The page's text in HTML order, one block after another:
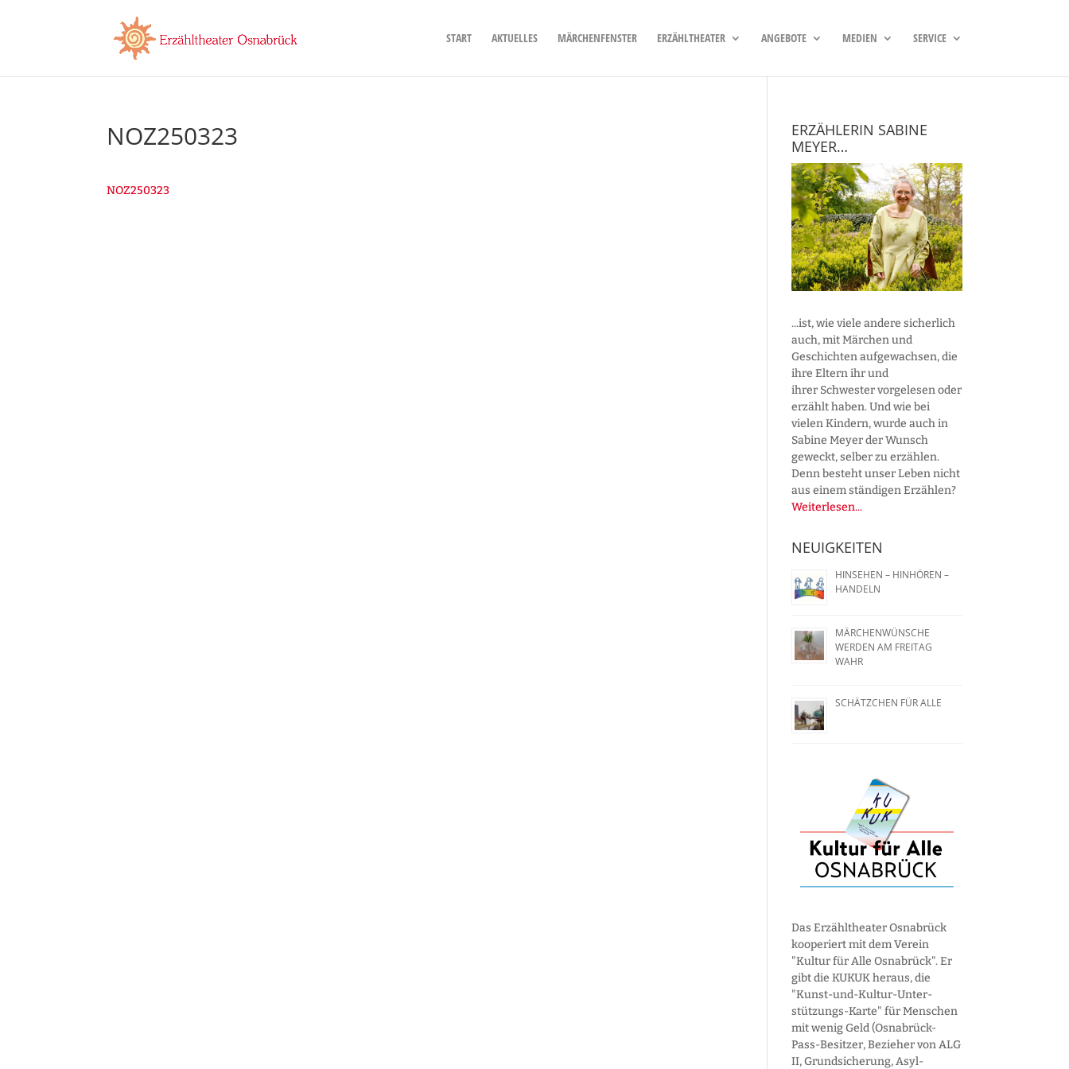
START AKTUELLES MÄRCHENFENSTER ERZÄHLTHEATER ANGEBOTE MEDIEN SERVICE
NOZ250323
NOZ250323
ERZÄHLERIN SABINE
MEYER…
...ist, wie viele andere sicherlich
auch, mit Märchen und
Geschichten aufgewachsen, die
ihre Eltern ihr und
ihrer Schwester vorgelesen oder
erzählt haben. Und wie bei
vielen Kindern, wurde auch in
Sabine Meyer der Wunsch
geweckt, selber zu erzählen.
Denn besteht unser Leben nicht
aus einem ständigen Erzählen?
Weiterlesen...
NEUIGKEITEN
HINSEHEN – HINHÖREN –
HANDELN
MÄRCHENWÜNSCHE
WERDEN AM FREITAG
WAHR
SCHÄTZCHEN FÜR ALLE
Das Erzähltheater Osnabrück
kooperiert mit dem Verein
"Kultur für Alle Osnabrück". Er
gibt die KUKUK heraus, die
"Kunst-und-Kultur-Unter­
stützungs-Karte" für Menschen
mit wenig Geld (Osnabrück-
Pass-Besitzer, Bezieher von ALG
II, Grund­sicherung, Asyl­